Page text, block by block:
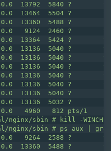
0.0  13792  5840 ?        S
0.0  13464  5504 ?        S
0.0  13360  5488 ?        S
0.0   9124  2460 ?        S
0.0  13364  5424 ?        S
0.0  13136  5040 ?        S
0.0  13136  5040 ?        S
0.0  13136  5040 ?        S
0.0  13136  5040 ?        S
0.0  13136  5040 ?        S
0.0  13136  5040 ?        S
0.0  13136  5032 ?        S
0.0   4960   812 pts/1
nginx/sbin # kill -WINCH
nginx/sbin # ps aux |
0.0   9264  2588 ?        S
0.0  13360  5488 ?        S